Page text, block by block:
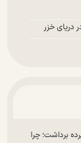
دریای خزر
کنترل پرده برداشت؛ چرا